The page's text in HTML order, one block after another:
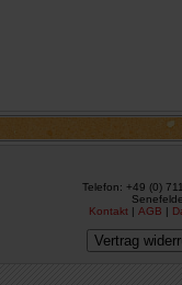
Telefon: +49 (0)
Kontakt | AGB |
Vertrag